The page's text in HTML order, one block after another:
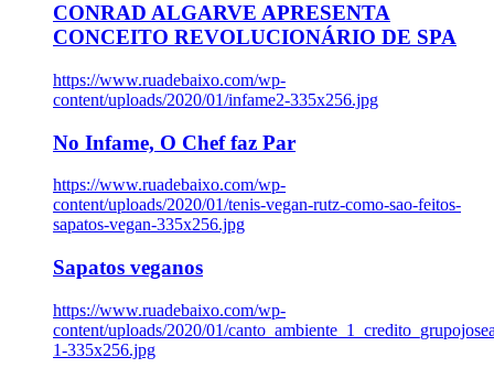
CONRAD ALGARVE APRESENTA
CONCEITO REVOLUCIONÁRIO DE SPA
https://www.ruadebaixo.com/wp-
content/uploads/2020/01/infame2-335x256.jpg
No Infame, O Chef faz Par
https://www.ruadebaixo.com/wp-
content/uploads/2020/01/tenis-vegan-rutz-como-sao-feitos-
sapatos-vegan-335x256.jpg
Sapatos veganos
https://www.ruadebaixo.com/wp-
content/uploads/2020/01/
1-335x256.jpg